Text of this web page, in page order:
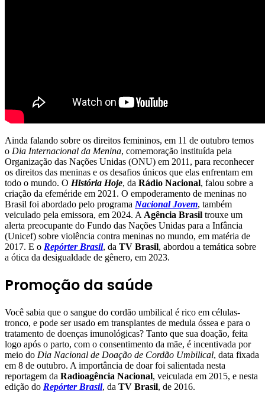
Ainda falando sobre os direitos femininos, em 11 de outubro temos
o Dia Internacional da Menina, comemoração instituída pela
Organização das Nações Unidas (ONU) em 2011, para reconhecer
os direitos das meninas e os desafios únicos que elas enfrentam em
todo o mundo. O História Hoje, da Rádio Nacional, falou sobre a
criação da efeméride em 2021. O empoderamento de meninas no
Brasil foi abordado pelo programa Nacional Jovem, também
veiculado pela emissora, em 2024. A Agência Brasil trouxe um
alerta preocupante do Fundo das Nações Unidas para a Infância
(Unicef) sobre violência contra meninas no mundo, em matéria de
2017. E o Repórter Brasil, da TV Brasil, abordou a temática sobre
a ótica da desigualdade de gênero, em 2023.
Promoção da saúde
Você sabia que o sangue do cordão umbilical é rico em células-
tronco, e pode ser usado em transplantes de medula óssea e para o
tratamento de doenças imunológicas? Tanto que sua doação, feita
logo após o parto, com o consentimento da mãe, é incentivada por
meio do Dia Nacional de Doação de Cordão Umbilical, data fixada
em 8 de outubro. A importância de doar foi salientada nesta
reportagem da Radioagência Nacional, veiculada em 2015, e nesta
edição do Repórter Brasil, da TV Brasil, de 2016.